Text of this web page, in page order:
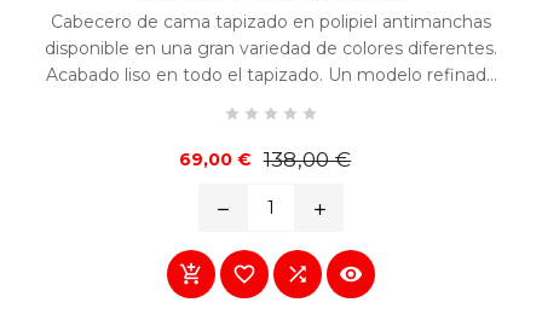
Cabecero de cama tapizado en polipiel antimanchas
disponible en una gran variedad de colores diferentes.
Acabado liso en todo el tapizado. Un modelo refinado
    
69,00 € 138,00 €
remove add
   